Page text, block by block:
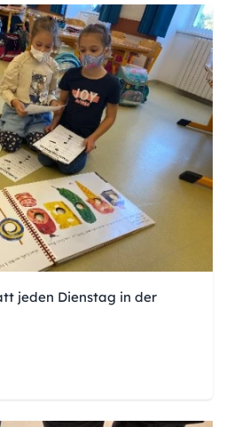
jeden Dienstag in der